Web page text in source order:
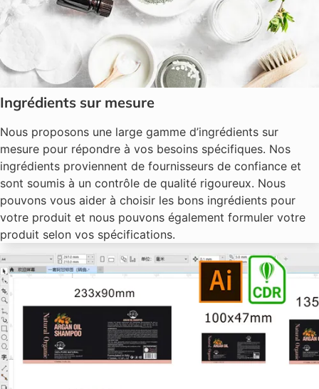
Ingrédients sur mesure
Nous proposons une large gamme d’ingrédients sur
mesure pour répondre à vos besoins spécifiques. Nos
ingrédients proviennent de fournisseurs de confiance et
sont soumis à un contrôle de qualité rigoureux. Nous
pouvons vous aider à choisir les bons ingrédients pour
votre produit et nous pouvons également formuler votre
produit selon vos spécifications.